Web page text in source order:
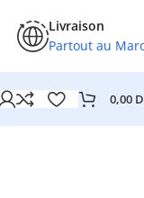
Livraison
Partout au
0,00